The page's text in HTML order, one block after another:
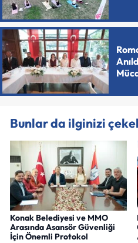
Bunlar da ilginizi
Konak Belediyesi ve MMO
Arasında Asansör Güvenliği
İçin Önemli Protokol